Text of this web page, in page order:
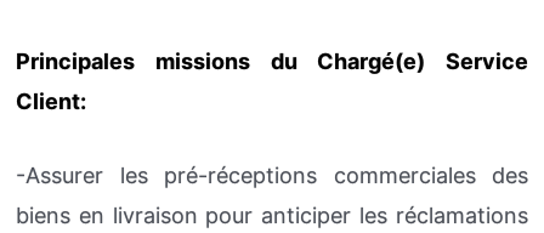
Principales missions du Chargé(e) Service
Client:
-Assurer les pré-réceptions commerciales des
biens en livraison pour anticiper les réclamations